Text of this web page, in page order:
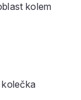
kolem